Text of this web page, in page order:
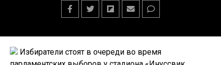
Избиратели стоят в очереди во время